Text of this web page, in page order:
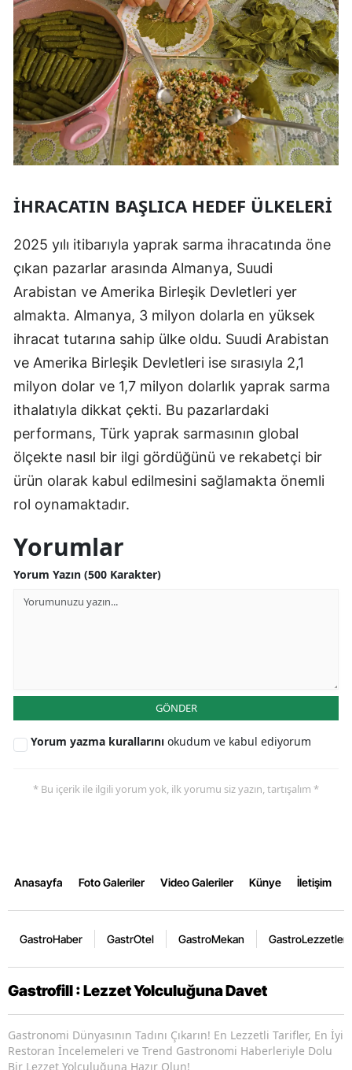
İHRACATIN BAŞLICA HEDEF ÜLKELERI
2025 yılı itibarıyla yaprak sarma ihracatında öne
çıkan pazarlar arasında Almanya, Suudi
Arabistan ve Amerika Birleşik Devletleri yer
almakta. Almanya, 3 milyon dolarla en yüksek
ihracat tutarına sahip ülke oldu. Suudi Arabistan
ve Amerika Birleşik Devletleri ise sırasıyla 2,1
milyon dolar ve 1,7 milyon dolarlık yaprak sarma
ithalatıyla dikkat çekti. Bu pazarlardaki
performans, Türk yaprak sarmasının global
ölçekte nasıl bir ilgi gördüğünü ve rekabetçi bir
ürün olarak kabul edilmesini sağlamakta önemli
rol oynamaktadır.
Yorumlar
Yorum Yazın (500 Karakter)
GÖNDER
Yorum yazma kurallarını okudum ve kabul ediyorum
* Bu içerik ile ilgili yorum yok, ilk yorumu siz yazın, tartışalım *
Anasayfa Foto Galeriler Video Galeriler Künye İletişim
GastroHaber GastrOtel GastroMekan GastroLezzetler
Gastrofill : Lezzet Yolculuğuna Davet
Gastronomi Dünyasının Tadını Çıkarın! En Lezzetli Tarifler, En İyi
Restoran İncelemeleri ve Trend Gastronomi Haberleriyle Dolu
Bir Lezzet Yolculuğuna Hazır Olun!